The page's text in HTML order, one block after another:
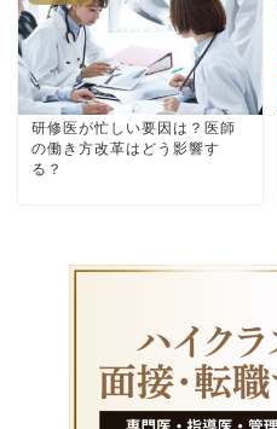
研修医が忙しい要因は？医師
の働き方改革はどう影響す
る？